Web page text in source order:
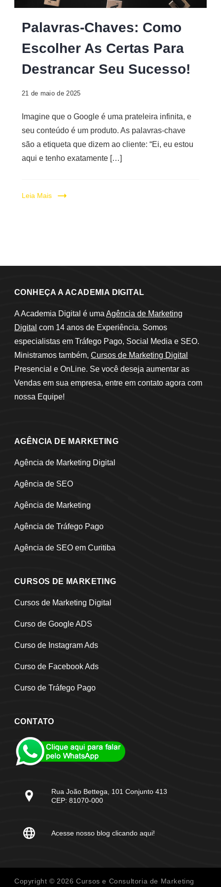
Digital
Palavras-Chaves: Como
Escolher As Certas Para
Destrancar Seu Sucesso!
21 de maio de 2025
Imagine que o Google é uma prateleira infinita, e
seu conteúdo é um produto. As palavras-chave
são a etiqueta que dizem ao cliente: “Ei, eu estou
aqui e tenho exatamente […]
Leia Mais
CONHEÇA A ACADEMIA DIGITAL
A Academia Digital é uma Agência de Marketing
Digital com 14 anos de Experiência. Somos
especialistas em Tráfego Pago, Social Media e SEO.
Ministramos também, Cursos de Marketing Digital
Presencial e OnLine. Se você deseja aumentar as
Vendas em sua empresa, entre em contato agora com
nossa Equipe!
AGÊNCIA DE MARKETING
Agência de Marketing Digital
Agência de SEO
Agência de Marketing
Agência de Tráfego Pago
Agência de SEO em Curitiba
CURSOS DE MARKETING
Cursos de Marketing Digital
Curso de Google ADS
Curso de Instagram Ads
Curso de Facebook Ads
Curso de Tráfego Pago
CONTATO
Rua João Bettega, 101 Conjunto 413
CEP: 81070-000
Acesse nosso blog clicando aqui!
Copyright © 2026 Cursos e Consultoria de Marketing